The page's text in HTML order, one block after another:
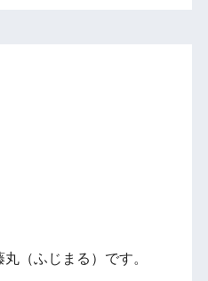
（ふじまる）です。